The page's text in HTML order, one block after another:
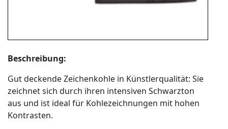
Beschreibung:
Gut deckende Zeichenkohle in Künstlerqualität: Sie
zeichnet sich durch ihren intensiven Schwarzton
aus und ist ideal für Kohlezeichnungen mit hohen
Kontrasten.